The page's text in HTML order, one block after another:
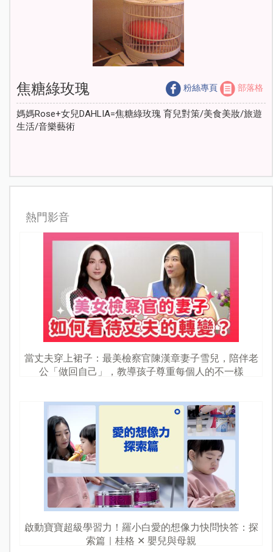
焦糖綠玫瑰 粉絲專頁 部落格
媽媽Rose+女兒DAHLIA=焦糖綠玫瑰 育兒對策/美食美妝/旅遊
生活/音樂藝術
熱門影音
當丈夫穿上裙子：最美檢察官陳漢章妻子雪兒，陪伴老
公「做回自己」，教導孩子尊重每個人的不一樣
啟動寶寶超級學習力！羅小白愛的想像力快問快答：探
索篇｜桂格 ✕ 嬰兒與母親